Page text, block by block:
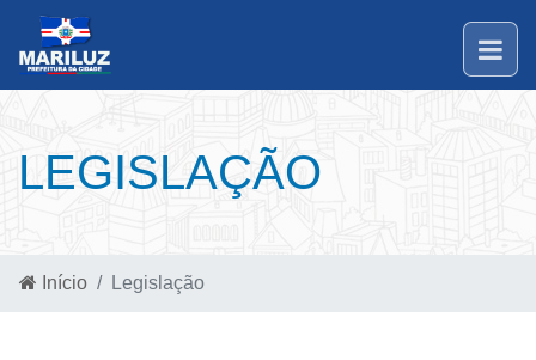
LEGISLAÇÃO
Início Legislação